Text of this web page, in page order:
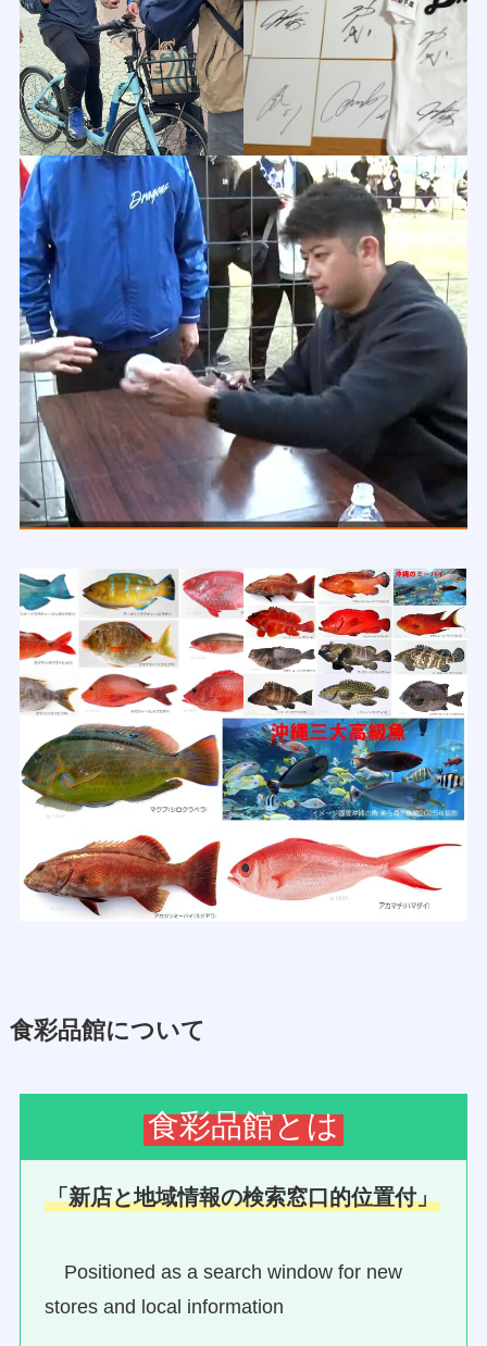
食彩品館について
食彩品館とは
「新店と地域情報の検索窓口的位置付」
Positioned as a search window for new
stores and local information